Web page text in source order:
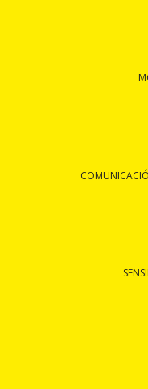
COMUNICACIÓ